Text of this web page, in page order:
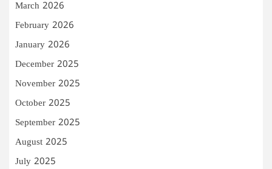
March 2026
February 2026
January 2026
December 2025
November 2025
October 2025
September 2025
August 2025
July 2025